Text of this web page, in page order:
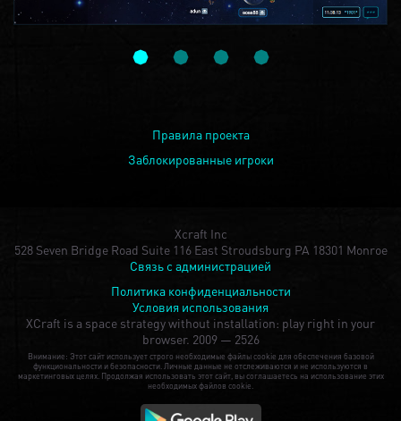
Правила проекта
Заблокированные игроки
Xcraft Inc
528 Seven Bridge Road Suite 116 East Stroudsburg PA 18301 Monroe
Связь с администрацией
Политика конфиденциальности
Условия использования
XCraft is a space strategy without installation: play right in your
browser. 2009 — 2526
Внимание: Этот сайт использует строго необходимые файлы cookie для обеспечения базовой
функциональности и безопасности. Личные данные не отслеживаются и не используются в
маркетинговых целях. Продолжая использовать этот сайт, вы соглашаетесь на использование этих
необходимых файлов cookie.